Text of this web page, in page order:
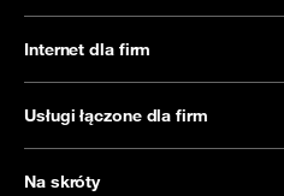
Internet dla firm
Usługi łączone dla firm
Na skróty